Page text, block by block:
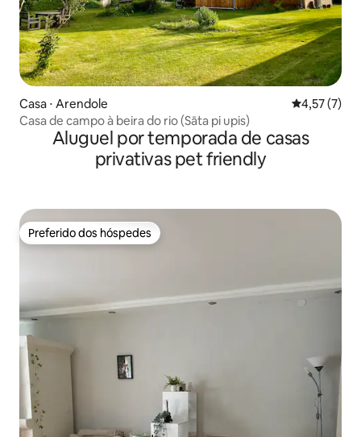
Casa ⋅ Arendole 4,57 de
4,57 (7)
Casa de campo à beira do rio (Sāta pi upis)
Aluguel por temporada de casas
privativas pet friendly
Preferido dos hóspedes
Preferido dos hóspedes